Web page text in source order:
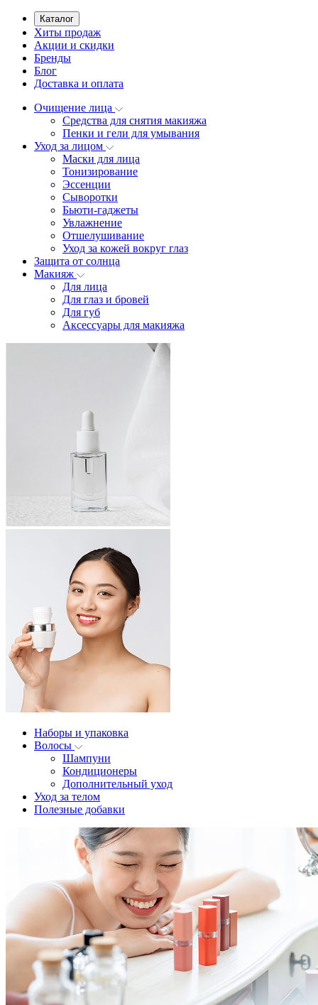
Каталог
Хиты продаж
Акции и скидки
Бренды
Блог
Доставка и оплата
Очищение лица
Средства для снятия макияжа
Пенки и гели для умывания
Уход за лицом
Маски для лица
Тонизирование
Эссенции
Сыворотки
Бьюти-гаджеты
Увлажнение
Отшелушивание
Уход за кожей вокруг глаз
Защита от солнца
Макияж
Для лица
Для глаз и бровей
Для губ
Аксессуары для макияжа
Наборы и упаковка
Волосы
Шампуни
Кондиционеры
Дополнительный уход
Уход за телом
Полезные добавки